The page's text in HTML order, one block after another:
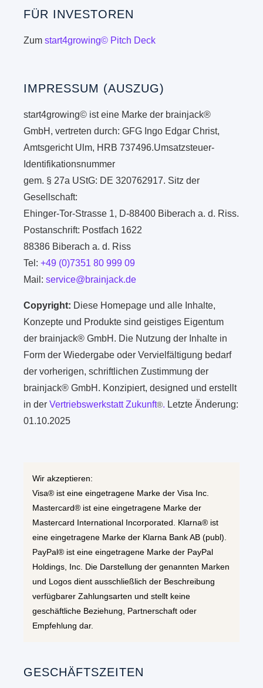
FÜR INVESTOREN
Zumstart4growing© Pitch Deck
IMPRESSUM (AUSZUG)
start4growing© ist eine Marke der brainjack®
GmbH, vertreten durch: GFG Ingo Edgar Christ,
Amtsgericht Ulm, HRB 737496.Umsatzsteuer-
Identifikationsnummer
gem. § 27a UStG: DE 320762917. Sitz der
Gesellschaft:
Ehinger-Tor-Strasse 1, D-88400 Biberach a. d. Riss.
Postanschrift: Postfach 1622
88386 Biberach a. d. Riss
Tel:+49 (0)7351 80 999 09
Mail:service@brainjack.de
Copyright: Diese Homepage und alle Inhalte,
Konzepte und Produkte sind geistiges Eigentum
der brainjack® GmbH. Die Nutzung der Inhalte in
Form der Wiedergabe oder Vervielfältigung bedarf
der vorherigen, schriftlichen Zustimmung der
brainjack® GmbH. Konzipiert, designed und erstellt
in derVertriebswerkstatt Zukunft®. Letzte Änderung:
01.10.2025
Wir akzeptieren:
Visa® ist eine eingetragene Marke der Visa Inc.
Mastercard® ist eine eingetragene Marke der
Mastercard International Incorporated. Klarna® ist
eine eingetragene Marke der Klarna Bank AB (publ).
PayPal® ist eine eingetragene Marke der PayPal
Holdings, Inc. Die Darstellung der genannten Marken
und Logos dient ausschließlich der Beschreibung
verfügbarer Zahlungsarten und stellt keine
geschäftliche Beziehung, Partnerschaft oder
Empfehlung dar.
GESCHÄFTSZEITEN